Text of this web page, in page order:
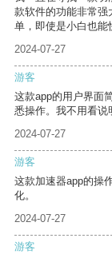
款软件的功能非常强
单，即使是小白也能
2024-07-27
游客
这款app的用户界面
悉操作。我不用看说
2024-07-27
游客
这款加速器app的操
化。
2024-07-27
游客